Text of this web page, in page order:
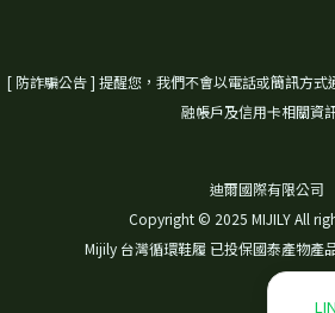
[ 防詐騙公告 ] 提醒您，我們不會以電話或簡訊方式
融帳戶及信用卡相關資
迪爾國際有限公司
Copyright © 2025 MIJILY All
Mijily 台灣循環鞋履 已投保國泰產物產